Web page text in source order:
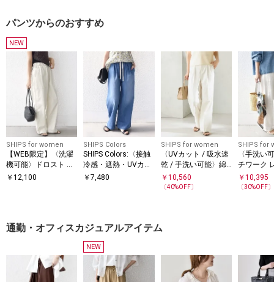
パンツからのおすすめ
NEW
SHIPS for women
【WEB限定】〈洗濯
機可能〉ドロスト ベ
イカー パンツ
￥ 12,100
SHIPS Colors
SHIPS Colors:〈接触
冷感・遮熱・UVカッ
ト〉ファンクション
￥7,480
SHIPS for women
〈UVカット / 吸水速
乾 / 手洗い可能〉綿
麻混 オックス 2タッ
ク ストレート パンツ
￥ 10,560
〔40%OFF〕
SHIPS for
〈手洗い
チワーク
スト パン
￥10,395
〔30%OFF〕
通勤・オフィスカジュアルアイテム
NEW